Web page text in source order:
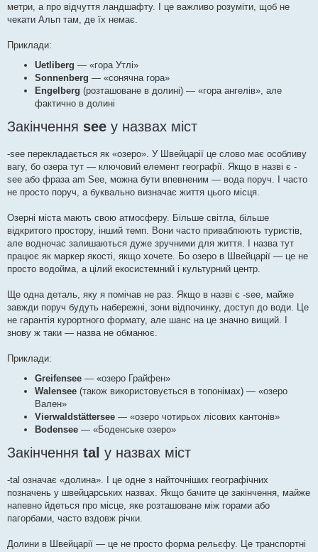
метри, а про відчуття ландшафту. І це важливо розуміти, щоб не
чекати Альп там, де їх немає.
Приклади:
Uetliberg — «гора Утлі»
Sonnenberg — «сонячна гора»
Engelberg (розташоване в долині) — «гора ангелів», але
фактично в долині
Закінчення see у назвах міст
-see перекладається як «озеро». У Швейцарії це слово має особливу
вагу, бо озера тут — ключовий елемент географії. Якщо в назві є -
see або фраза am See, можна бути впевненим — вода поруч. І часто
не просто поруч, а буквально визначає життя цього місця.
Озерні міста мають свою атмосферу. Більше світла, більше
відкритого простору, інший темп. Вони часто приваблюють туристів,
але водночас залишаються дуже зручними для життя. І назва тут
працює як маркер якості, якщо хочете. Бо озеро в Швейцарії — це не
просто водойма, а цілий екосистемний і культурний центр.
Ще одна деталь, яку я помічав не раз. Якщо в назві є -see, майже
завжди поруч будуть набережні, зони відпочинку, доступ до води. Це
не гарантія курортного формату, але шанс на це значно вищий. І
знову ж таки — назва не обманює.
Приклади:
Greifensee — «озеро Грайфен»
Walensee (також використовується в топонімах) — «озеро
Вален»
Vierwaldstättersee — «озеро чотирьох лісових кантонів»
Bodensee — «Боденське озеро»
Закінчення tal у назвах міст
-tal означає «долина». І це одне з найточніших географічних
позначень у швейцарських назвах. Якщо бачите це закінчення, майже
напевно йдеться про місце, яке розташоване між горами або
пагорбами, часто вздовж річки.
Долини в Швейцарії — це не просто форма рельєфу. Це транспортні